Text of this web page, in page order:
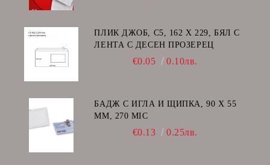
ПЛИК ДЖОБ, C5, 162 Х 229, БЯЛ С
ЛЕНТА С ДЕСЕН ПРОЗЕРЕЦ
€0.05 0.10лв.
БАДЖ С ИГЛА И ЩИПКА, 90 Х 55
ММ, 270 MIC
€0.13 0.25лв.